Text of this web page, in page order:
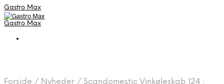
Gastro Max
Gastro Max
Forside / Nyheder / Scandomestic Vinkøleskab 124 :